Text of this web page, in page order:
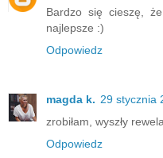
Bardzo się cieszę,
najlepsze :)
Odpowiedz
magda k. 29 stycznia
zrobiłam, wyszły
Odpowiedz